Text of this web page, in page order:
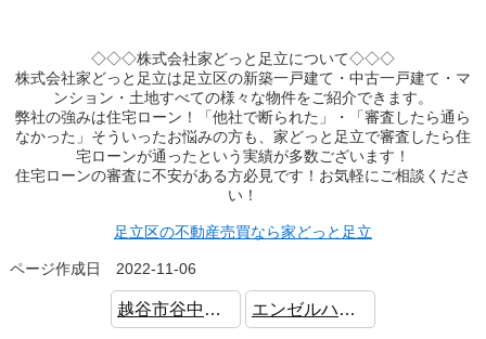
◇◇◇株式会社家どっと足立について◇◇◇
株式会社家どっと足立は足立区の新築一戸建て・中古一戸建て・マ
ンション・土地すべての様々な物件をご紹介できます。
弊社の強みは住宅ローン！「他社で断られた」・「審査したら通ら
なかった」そういったお悩みの方も、家どっと足立で審査したら住
宅ローンが通ったという実績が多数ございます！
住宅ローンの審査に不安がある方必見です！お気軽にご相談くださ
い！
足立区の不動産売買なら家どっと足立
ページ作成日 2022-11-06
越谷市谷中町 中古戸建 住環境良好 駐車2台可 エンゼルハイム鹿浜第10 中古マンション フルリノベーション済